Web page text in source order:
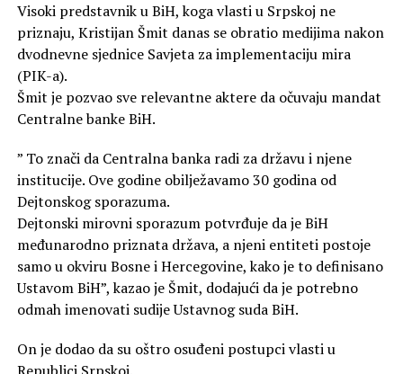
Visoki predstavnik u BiH, koga vlasti u Srpskoj ne
priznaju, Kristijan Šmit danas se obratio medijima nakon
dvodnevne sjednice Savjeta za implementaciju mira
(PIK-a).
Šmit je pozvao sve relevantne aktere da očuvaju mandat
Centralne banke BiH.
” To znači da Centralna banka radi za državu i njene
institucije. Ove godine obilježavamo 30 godina od
Dejtonskog sporazuma.
Dejtonski mirovni sporazum potvrđuje da je BiH
međunarodno priznata država, a njeni entiteti postoje
samo u okviru Bosne i Hercegovine, kako je to definisano
Ustavom BiH”, kazao je Šmit, dodajući da je potrebno
odmah imenovati sudije Ustavnog suda BiH.
On je dodao da su oštro osuđeni postupci vlasti u